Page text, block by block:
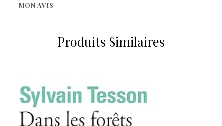
MON AVIS
Produits Similaires